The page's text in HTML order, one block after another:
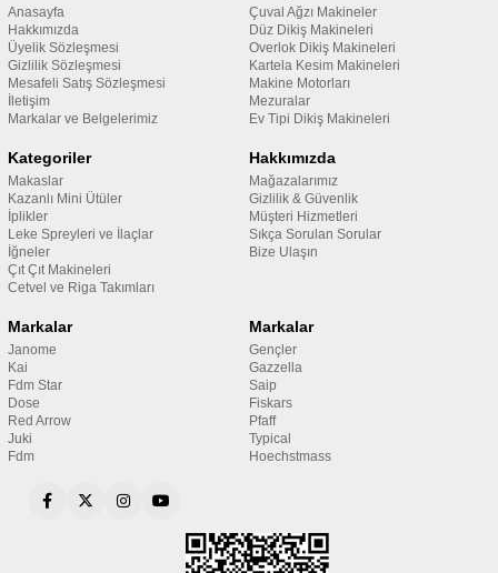
Anasayfa
Hakkımızda
Üyelik Sözleşmesi
Gizlilik Sözleşmesi
Mesafeli Satış Sözleşmesi
İletişim
Markalar ve Belgelerimiz
Çuval Ağzı Makineler
Düz Dikiş Makineleri
Overlok Dikiş Makineleri
Kartela Kesim Makineleri
Makine Motorları
Mezuralar
Ev Tipi Dikiş Makineleri
Kategoriler
Makaslar
Kazanlı Mini Ütüler
İplikler
Leke Spreyleri ve İlaçlar
İğneler
Çıt Çıt Makineleri
Cetvel ve Riga Takımları
Hakkımızda
Mağazalarımız
Gizlilik & Güvenlik
Müşteri Hizmetleri
Sıkça Sorulan Sorular
Bize Ulaşın
Markalar
Janome
Kai
Fdm Star
Dose
Red Arrow
Juki
Fdm
Markalar
Gençler
Gazzella
Saip
Fiskars
Pfaff
Typical
Hoechstmass